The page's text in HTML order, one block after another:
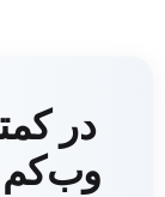
در
وب‌کم